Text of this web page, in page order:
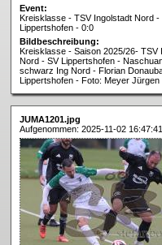
Event:
Kreisklasse - TSV Ingolstadt Nord -
Lippertshofen - 0:0
Bildbeschreibung:
Kreisklasse - Saison 2025/26- TSV
Nord - SV Lippertshofen -
schwarz Ing Nord - Florian
Lippertshofen - Foto: Meyer Jürgen
JUMA1201.jpg
Aufgenommen: 2025-11-02 16:47:41